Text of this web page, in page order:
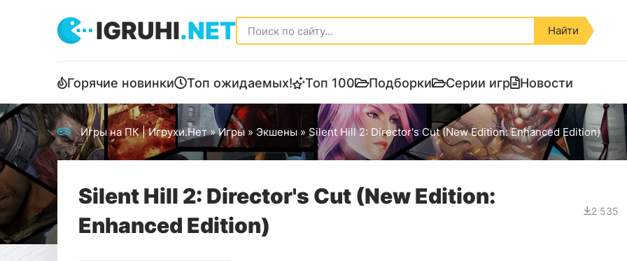
IGRUHI.NET Найти
Горячие новинки Топ ожидаемых! Топ 100 Подборки Серии игр Новости
Игры на ПК | Игрухи.Нет»Игры» Экшены » Silent Hill 2: Director's Cut (New Edition: Enhanced Edition)
Silent Hill 2: Director's Cut (New Edition:
Enhanced Edition)
2 535